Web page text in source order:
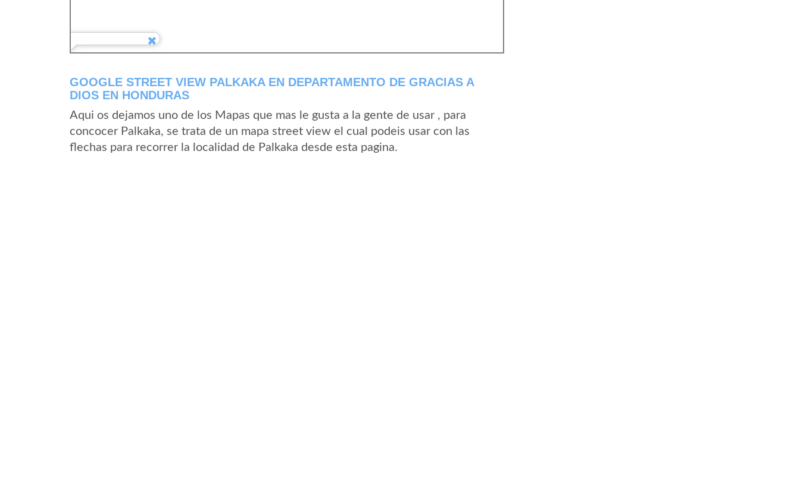
GOOGLE STREET VIEW PALKAKA EN DEPARTAMENTO DE GRACIAS A
DIOS EN HONDURAS
Aqui os dejamos uno de los Mapas que mas le gusta a la gente de usar , para
concocer Palkaka, se trata de un mapa street view el cual podeis usar con las
flechas para recorrer la localidad de Palkaka desde esta pagina.